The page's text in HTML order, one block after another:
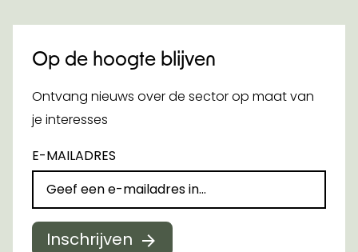
Op de hoogte blijven
Ontvang nieuws over de sector op maat van
je interesses
E-MAILADRES
Inschrijven